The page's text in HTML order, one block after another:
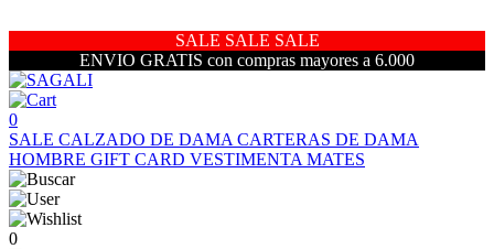
SALE SALE SALE
ENVIO GRATIS con compras mayores a 6.000
0
SALE CALZADO DE DAMA CARTERAS DE DAMA
HOMBRE GIFT CARD VESTIMENTA MATES
0